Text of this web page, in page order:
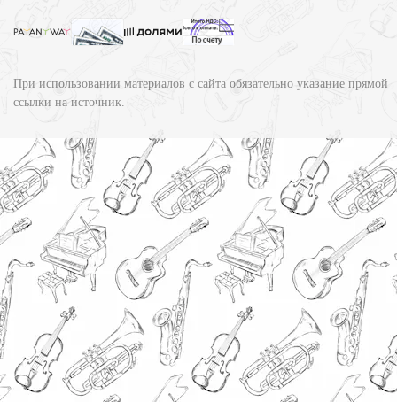
При использовании материалов с сайта обязательно указание прямой
ссылки на источник.